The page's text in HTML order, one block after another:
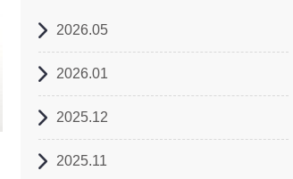
2026.05
2026.01
2025.12
2025.11